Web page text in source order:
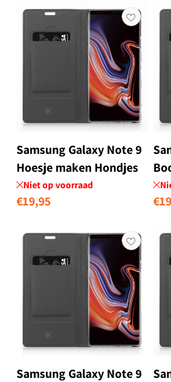
Samsung Galaxy Note 9
Hoesje maken Hondjes
Niet op voorraad
Normale
€19,95
Samsung Galaxy Note 9